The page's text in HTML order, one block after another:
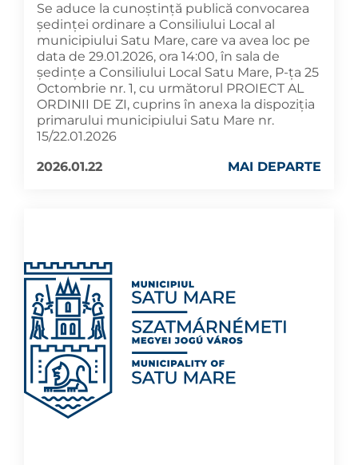
Se aduce la cunoștință publică convocarea
ședinței ordinare a Consiliului Local al
municipiului Satu Mare, care va avea loc pe
data de 29.01.2026, ora 14:00, în sala de
ședințe a Consiliului Local Satu Mare, P-ța 25
Octombrie nr. 1, cu următorul PROIECT AL
ORDINII DE ZI, cuprins în anexa la dispoziția
primarului municipiului Satu Mare nr.
15/22.01.2026
2026.01.22
MAI DEPARTE